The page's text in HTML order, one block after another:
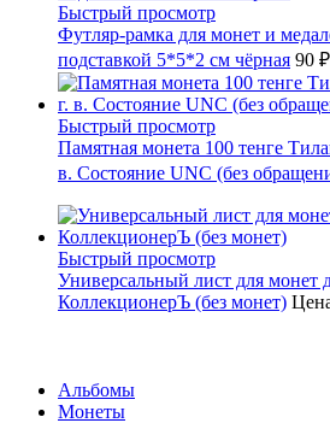
Быстрый просмотр
Футляр-рамка для монет и
подставкой 5*5*2 см чёрная 90 ₽
Быстрый просмотр
Памятная монета 100 тенге
в. Состояние UNC (без
Быстрый просмотр
Универсальный лист для монет
КоллекционерЪ (без монет)
Альбомы
Монеты